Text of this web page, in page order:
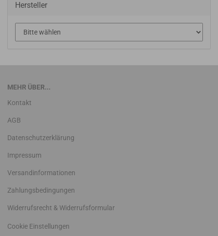
Hersteller
MEHR ÜBER...
Kontakt
AGB
Datenschutzerklärung
Impressum
Versandinformationen
Zahlungsbedingungen
Widerrufsrecht & Widerrufsformular
Cookie Einstellungen